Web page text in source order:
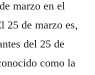
marzo en el
25 de marzo es,
del 25 de
como la